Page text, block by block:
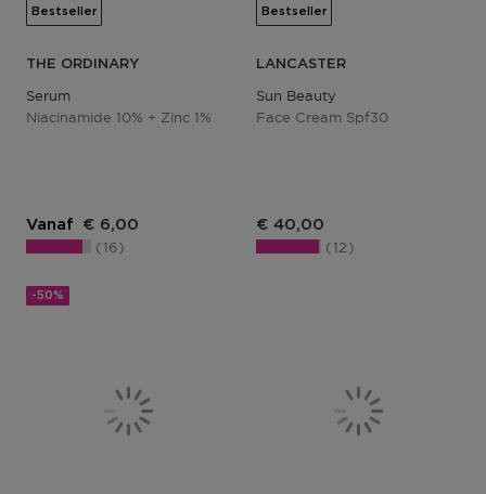
Bestseller
THE ORDINARY
Serum
Niacinamide 10% + Zinc 1%
Vanaf € 6,00
16
Bestseller
LANCASTER
Sun Beauty
Face Cream Spf30
€ 40,00
12
-50%